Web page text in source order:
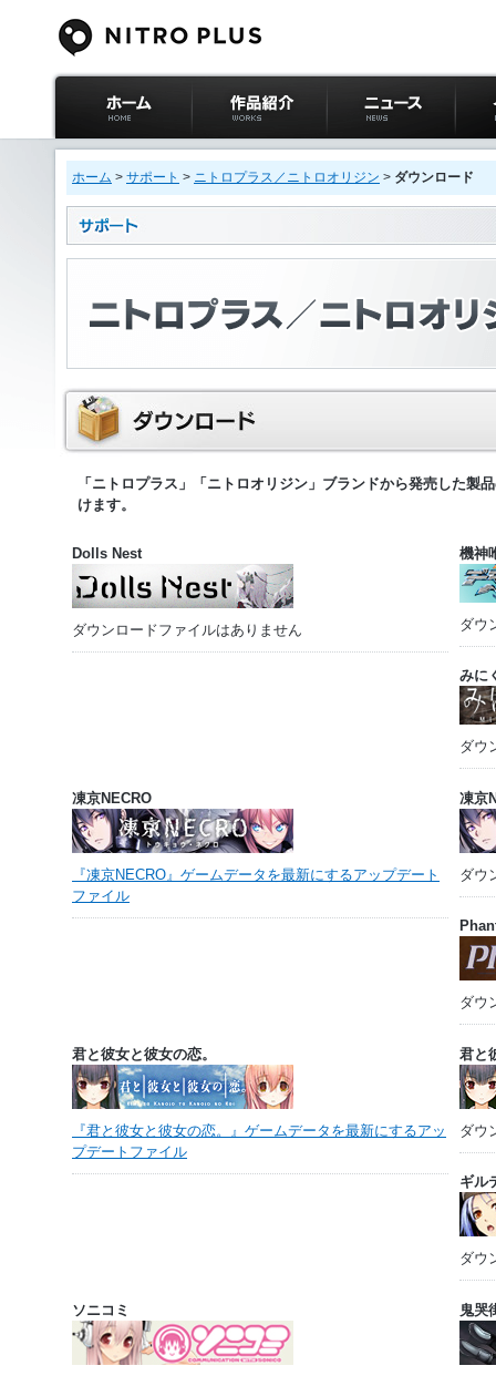
ニトロプラス公式
サイト ホーム
作品紹介 ニュース イベ
ホーム > サポート > ニトロプラス／ニトロオリジン > ダウンロード
「ニトロプラス」「ニトロオリジン」ブランドから発売した製
けます。
Dolls Nest
ダウンロードファイルはありません
機神
ダウ
みに
ダウ
凍京NECRO
『凍京NECRO』ゲームデータを最新にするアップデート
ファイル
凍京
ダウ
ダウ
君と彼女と彼女の恋。
『君と彼女と彼女の恋。』ゲームデータを最新にするアッ
プデートファイル
君と
ダウ
ギル
ダウ
ソニコミ 鬼哭